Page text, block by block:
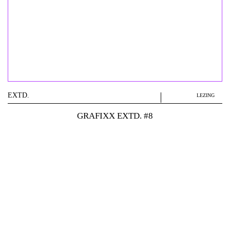
EXTD. LEZING
GRAFIXX EXTD. #8